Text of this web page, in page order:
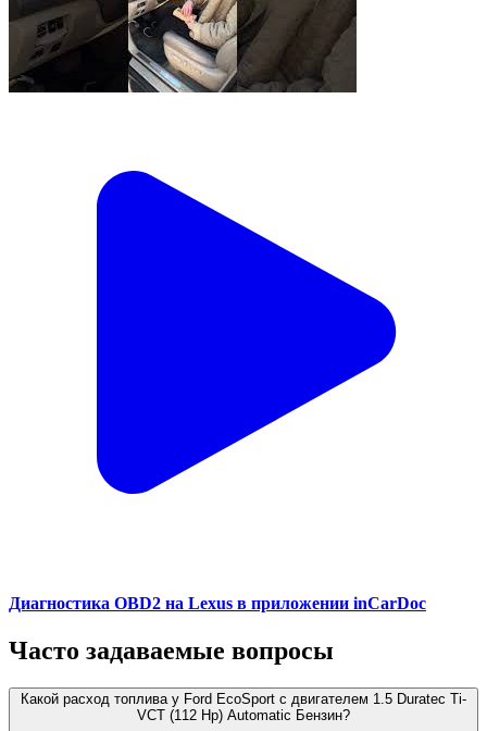
Диагностика OBD2 на Lexus в приложении inCarDoc
Часто задаваемые вопросы
Какой расход топлива у Ford EcoSport с двигателем 1.5 Duratec Ti-
VCT (112 Hp) Automatic Бензин?